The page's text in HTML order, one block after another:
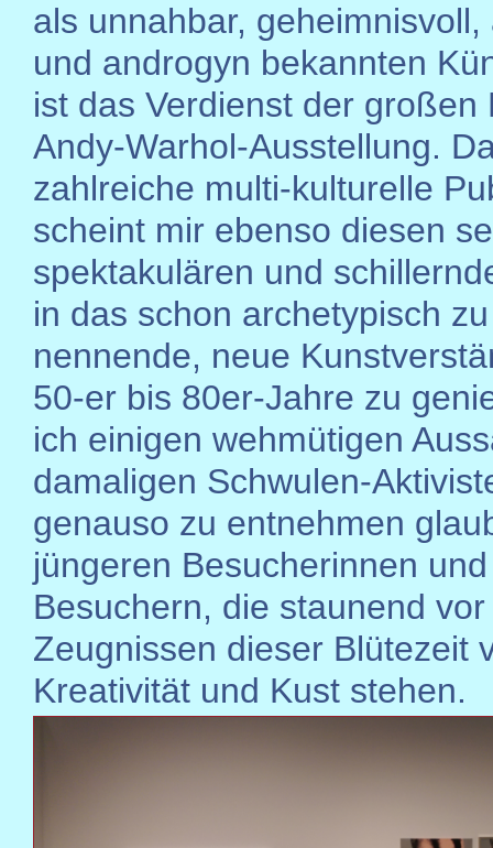
als unnahbar, geheimnisvoll,
und androgyn bekannten
ist das Verdienst der großen
Andy-Warhol-Ausstellung.
zahlreiche multi-kulturelle
scheint mir ebenso diesen
spektakulären und
in das schon archetypisch zu
nennende, neue
50-er bis 80er-Jahre zu
ich einigen wehmütigen
damaligen Schwulen-
genauso zu entnehmen
jüngeren Besucherinnen und
Besuchern, die staunend
Zeugnissen dieser Blütezeit
Kreativität und Kust stehen.